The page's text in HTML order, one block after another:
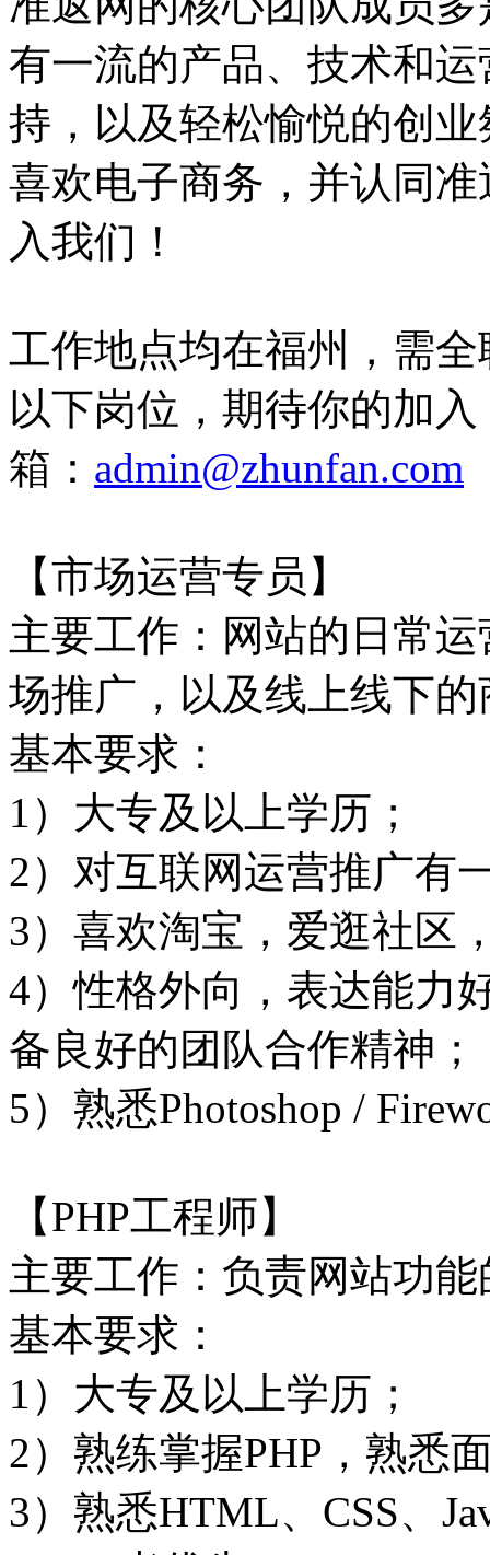
有一流的产品、技术和
持，以及轻松愉悦的创
喜欢电子商务，并认同
入我们！
工作地点均在福州，需
以下岗位，期待你的加
箱： admin@zhunfan.com
【市场运营专员】
主要工作：网站的日常
场推广，以及线上线下
基本要求：
1）大专及以上学历；
2）对互联网运营推广有
3）喜欢淘宝，爱逛社区
4）性格外向，表达能力
备良好的团队合作精神；
5）熟悉Photoshop /
【PHP工程师】
主要工作：负责网站功
基本要求：
1） 大专及以上学历；
2）熟练掌握PHP，熟悉
3）熟悉HTML、CSS、